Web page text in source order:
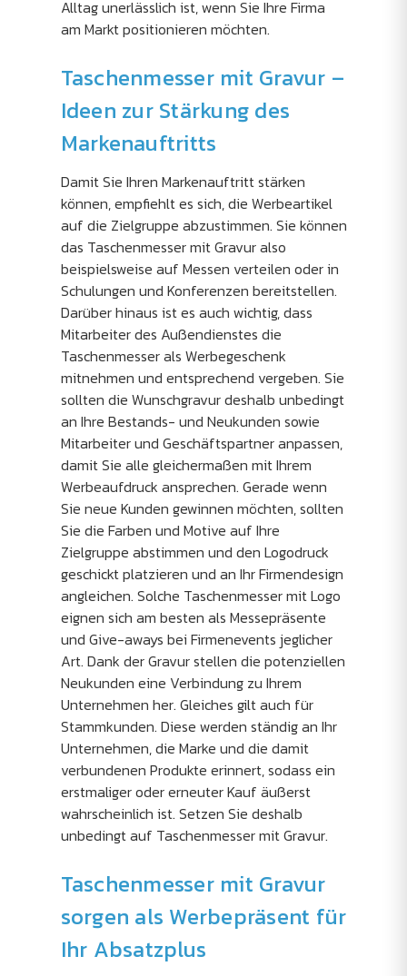
Alltag unerlässlich ist, wenn Sie Ihre Firma
am Markt positionieren möchten.
Taschenmesser mit Gravur –
Ideen zur Stärkung des
Markenauftritts
Damit Sie Ihren Markenauftritt stärken
können, empfiehlt es sich, die Werbeartikel
auf die Zielgruppe abzustimmen. Sie können
das Taschenmesser mit Gravur also
beispielsweise auf Messen verteilen oder in
Schulungen und Konferenzen bereitstellen.
Darüber hinaus ist es auch wichtig, dass
Mitarbeiter des Außendienstes die
Taschenmesser als Werbegeschenk
mitnehmen und entsprechend vergeben. Sie
sollten die Wunschgravur deshalb unbedingt
an Ihre Bestands- und Neukunden sowie
Mitarbeiter und Geschäftspartner anpassen,
damit Sie alle gleichermaßen mit Ihrem
Werbeaufdruck ansprechen. Gerade wenn
Sie neue Kunden gewinnen möchten, sollten
Sie die Farben und Motive auf Ihre
Zielgruppe abstimmen und den Logodruck
geschickt platzieren und an Ihr Firmendesign
angleichen. Solche Taschenmesser mit Logo
eignen sich am besten als Messepräsente
und Give-aways bei Firmenevents jeglicher
Art. Dank der Gravur stellen die potenziellen
Neukunden eine Verbindung zu Ihrem
Unternehmen her. Gleiches gilt auch für
Stammkunden. Diese werden ständig an Ihr
Unternehmen, die Marke und die damit
verbundenen Produkte erinnert, sodass ein
erstmaliger oder erneuter Kauf äußerst
wahrscheinlich ist. Setzen Sie deshalb
unbedingt auf Taschenmesser mit Gravur.
Taschenmesser mit Gravur
sorgen als Werbepräsent für
Ihr Absatzplus